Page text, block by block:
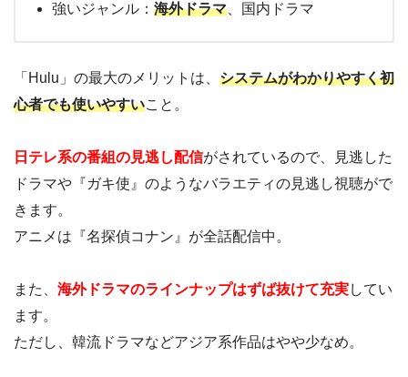
強いジャンル： 海外ドラマ 、国内ドラマ
「Hulu」の最大のメリットは、 システムがわかりやすく初
心者でも使いやすいこと。
日テレ系の番組の見逃し配信がされているので、見逃した
ドラマや『ガキ使』のようなバラエティの見逃し視聴がで
きます。
アニメは『名探偵コナン』が全話配信中。
また、 海外ドラマのラインナップはずば抜けて充実してい
ます。
ただし、韓流ドラマなどアジア系作品はやや少なめ。